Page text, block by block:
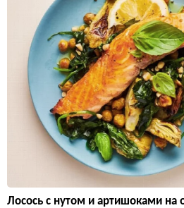
Лосось с нутом и артишоками на